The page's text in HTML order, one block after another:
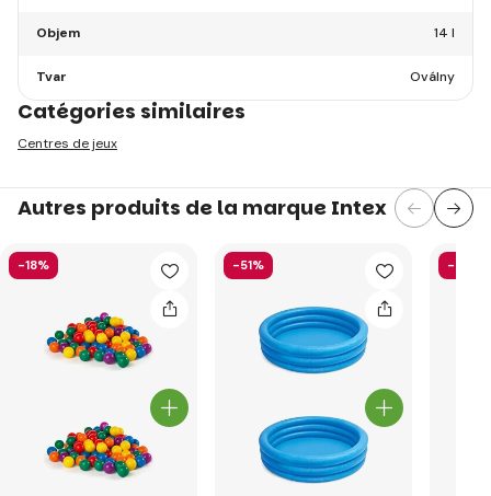
Objem 14 l
Tvar Oválny
Catégories similaires
Centres de jeux
Autres produits de la marque Intex
-18% -51% -40%